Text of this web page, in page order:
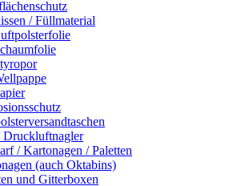
/ Füllmaterial
Druckluftnagler
/ Kartonagen / Paletten
(auch Oktabins)
und Gitterboxen